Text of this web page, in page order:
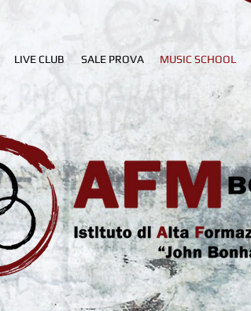
LIVE CLUB SALE PROVA MUSIC SCHOOL